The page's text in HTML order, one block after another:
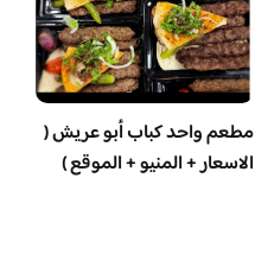
مطعم واحد كباب أبو عريش (
الاسعار + المنيو + الموقع )